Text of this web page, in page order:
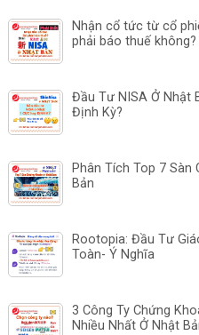
Nhận cổ tức từ cổ
phải báo thuế không?
Đầu Tư NISA Ở Nhật
Định Kỳ?
Phân Tích Top 7 Sàn
Bản
Rootopia: Đầu Tư
Toàn- Ý Nghĩa
3 Công Ty Chứng
Nhiều Nhất Ở Nhật